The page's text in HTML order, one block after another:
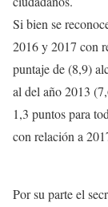
Si bien se
2016 y 2017 con
puntaje de (8,9)
al del año 2013
1,3 puntos para
con relación a
Por su parte el